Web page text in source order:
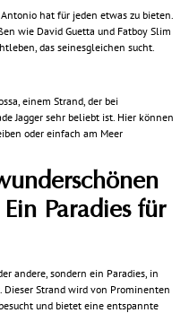
hat für jeden etwas zu bieten.
wie David Guetta und Fatboy Slim
das seinesgleichen sucht.
einem Strand, der bei
Jagger sehr beliebt ist. Hier können
oder einfach am Meer
Paradies für
andere, sondern ein Paradies, in
Strand wird von Prominenten
und bietet eine entspannte